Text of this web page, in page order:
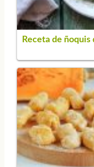
Receta de ñoquis